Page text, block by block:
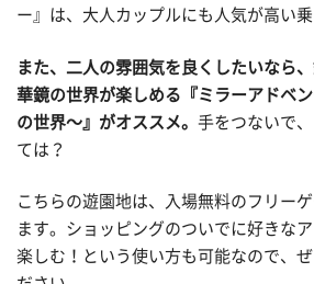
ー』は、大人カップルにも人気が高い乗
また、二人の雰囲気を良くしたいなら
華鏡の世界が楽しめる『ミラーアドベ
の世界～』がオススメ。 手をつないで
ては？
こちらの遊園地は、入場無料のフリー
ます。ショッピングのついでに好きな
楽しむ！という使い方も可能なので、